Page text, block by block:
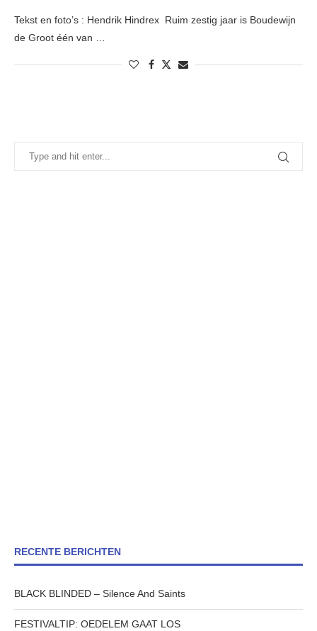
Tekst en foto’s : Hendrik Hindrex Ruim zestig jaar is Boudewijn
de Groot één van …
RECENTE BERICHTEN
BLACK BLINDED – Silence And Saints
FESTIVALTIP: OEDELEM GAAT LOS